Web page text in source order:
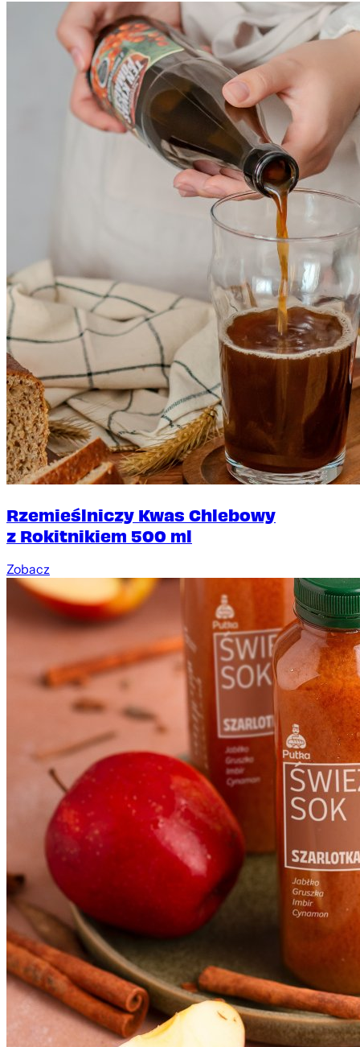
Rzemieślniczy Kwas Chlebowy
z Rokitnikiem 500 ml
Zobacz